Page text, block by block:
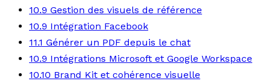
10.9 Gestion des visuels de référence
10.9 Intégration Facebook
11.1 Générer un PDF depuis le chat
10.9 Intégrations Microsoft et Google Workspace
10.10 Brand Kit et cohérence visuelle